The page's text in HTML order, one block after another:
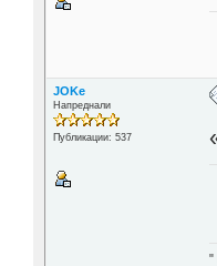
JOKe
Напреднали
Публикации: 537
"